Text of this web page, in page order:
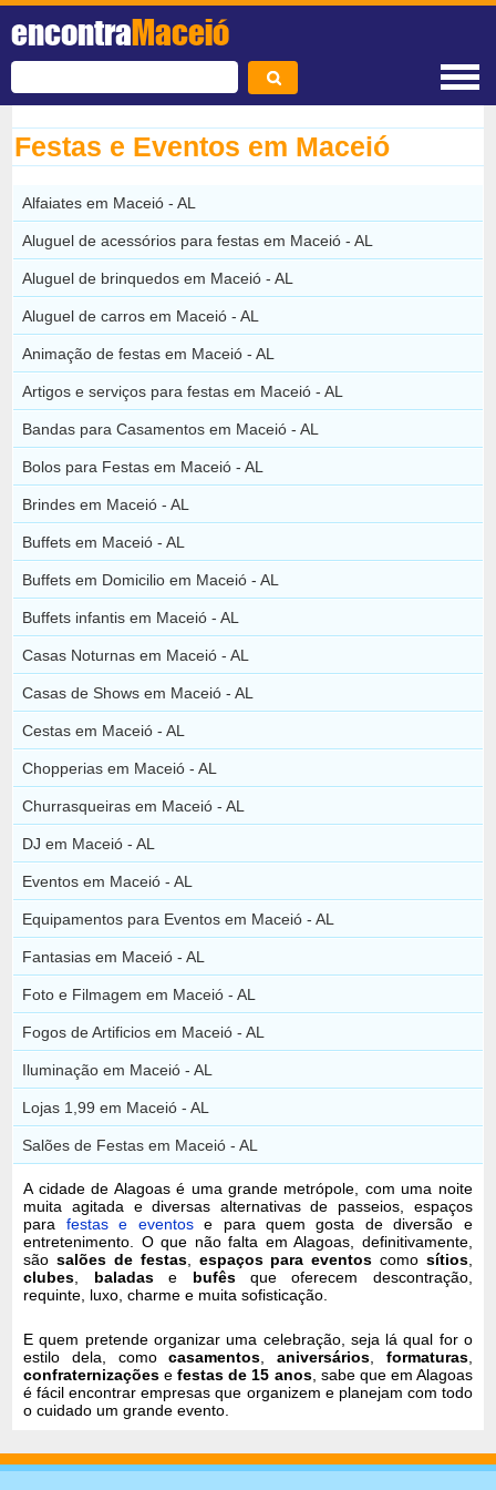
encontraMaceió
Festas e Eventos em Maceió
Alfaiates em Maceió - AL
Aluguel de acessórios para festas em Maceió - AL
Aluguel de brinquedos em Maceió - AL
Aluguel de carros em Maceió - AL
Animação de festas em Maceió - AL
Artigos e serviços para festas em Maceió - AL
Bandas para Casamentos em Maceió - AL
Bolos para Festas em Maceió - AL
Brindes em Maceió - AL
Buffets em Maceió - AL
Buffets em Domicilio em Maceió - AL
Buffets infantis em Maceió - AL
Casas Noturnas em Maceió - AL
Casas de Shows em Maceió - AL
Cestas em Maceió - AL
Chopperias em Maceió - AL
Churrasqueiras em Maceió - AL
DJ em Maceió - AL
Eventos em Maceió - AL
Equipamentos para Eventos em Maceió - AL
Fantasias em Maceió - AL
Foto e Filmagem em Maceió - AL
Fogos de Artificios em Maceió - AL
Iluminação em Maceió - AL
Lojas 1,99 em Maceió - AL
Salões de Festas em Maceió - AL
A cidade de Alagoas é uma grande metrópole, com uma noite
muita agitada e diversas alternativas de passeios, espaços
para festas e eventose para quem gosta de diversão e
entretenimento. O que não falta em Alagoas, definitivamente,
sãosalões de festas, espaços para eventos como sítios,
clubes
baladase bufêsque oferecem descontração,
requinte, luxo, charme e muita sofisticação.
E quem pretende organizar uma celebração, seja lá qual for o
estilo dela, comocasamentos ,aniversários formaturas,
confraternizações efestas de 15 anos, sabe que em Alagoas
é fácil encontrar empresas que organizem e planejam com todo
o cuidado um grande evento.